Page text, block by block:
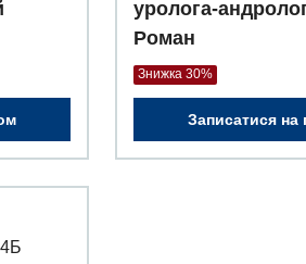
уролога-
Роман
Знижка 30%
Записатися на
4Б